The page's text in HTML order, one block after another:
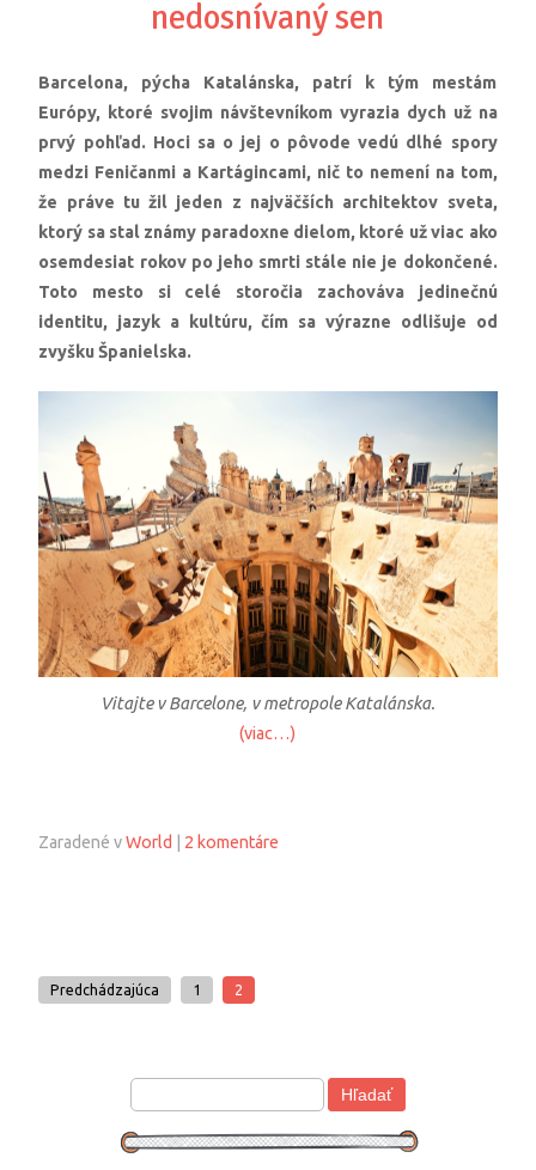
nedosnívaný sen
Barcelona, pýcha Katalánska, patrí k tým mestám
Európy, ktoré svojim návštevníkom vyrazia dych už na
prvý pohľad. Hoci sa o jej o pôvode vedú dlhé spory
medzi Feničanmi a Kartágincami, nič to nemení na tom,
že práve tu žil jeden z najväčších architektov sveta,
ktorý sa stal známy paradoxne dielom, ktoré už viac ako
osemdesiat rokov po jeho smrti stále nie je dokončené.
Toto mesto si celé storočia zachováva jedinečnú
identitu, jazyk a kultúru, čím sa výrazne odlišuje od
zvyšku Španielska.
Vitajte v Barcelone, v metropole Katalánska.
(viac…)
Zaradené vWorld 2 komentáre
Predchádzajúca 1 2